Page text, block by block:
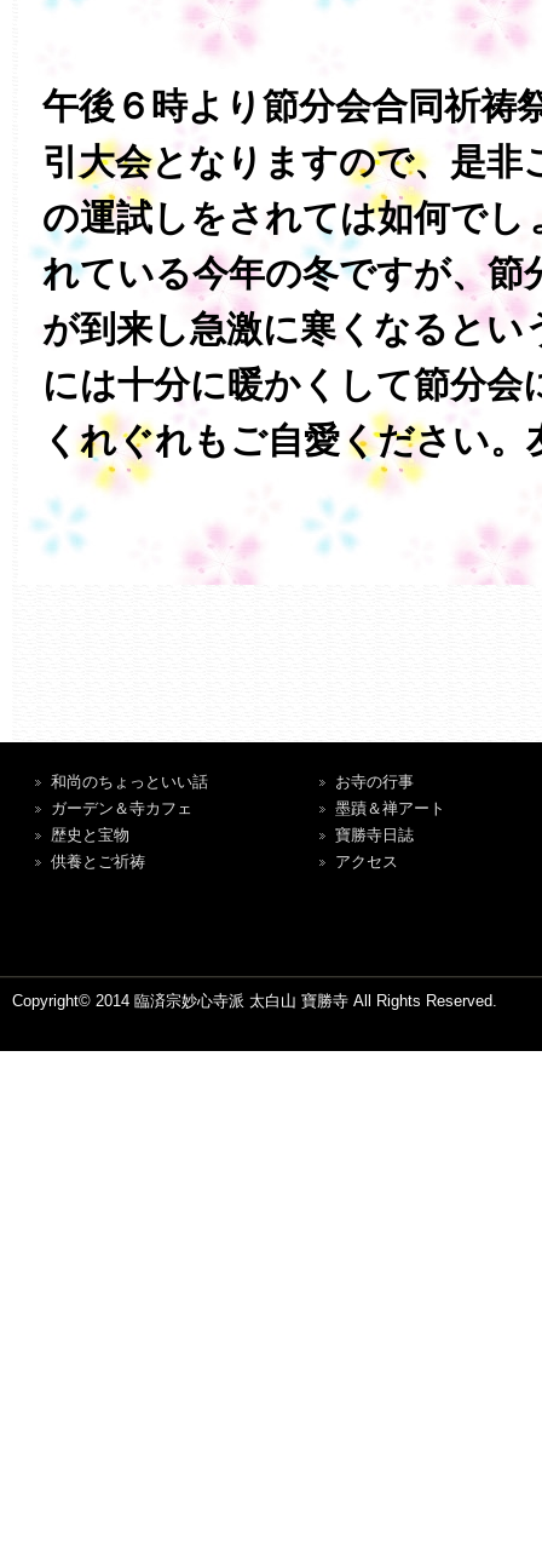
午後６時より節分会合同祈祷
引大会となりますので、是非
の運試しをされては如何でし
れている今年の冬ですが、節
が到来し急激に寒くなるとい
には十分に暖かくして節分会
くれぐれもご自愛ください。
和尚のちょっといい話
ガーデン＆寺カフェ
歴史と宝物
供養とご祈祷
お寺の行事
墨蹟＆禅アート
寶勝寺日誌
アクセス
Copyright© 2014 臨済宗妙心寺派 太白山 寶勝寺 All Rights Reserved.